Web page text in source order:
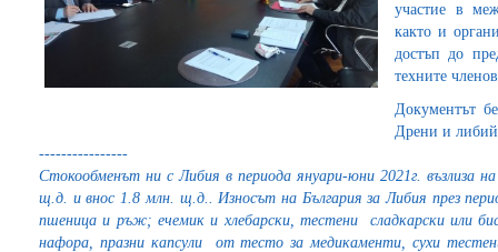
участие в
както и
достъп до
техните
Документът
Дрени и
----------------
Стокообменът ни с Либия в периода януари-юни 2021г. възлиза
щ.д. и внос 1.8 млн. щ.д.. Износът на България за Либия през
пшеница и ръж; ечемик и хлебарски, тестени сладкарски или
нафора, празни капсули от тесто за медикаменти, сухи